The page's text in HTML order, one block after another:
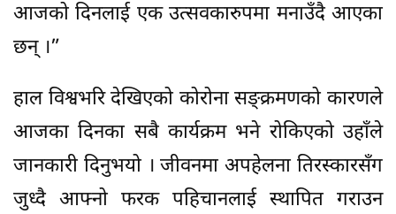
आजको दिनलाई एक उत्सवकारुपमा मनाउँदै आएका
छन् ।”
हाल विश्वभरि देखिएको कोरोना सङ्क्रमणको कारणले
आजका दिनका सबै कार्यक्रम भने रोकिएको उहाँले
जानकारी दिनुभयो । जीवनमा अपहेलना तिरस्कारसँग
जुध्दै आफ्नो फरक पहिचानलाई स्थापित गराउन